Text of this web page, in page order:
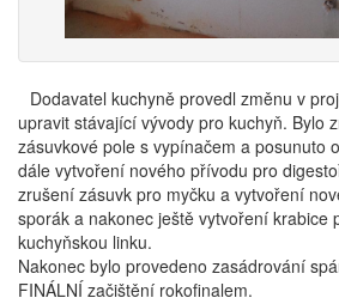
Dodavatel kuchyně provedl změnu v
upravit stávající vývody pro kuchyň. Bylo
zásuvkové pole s vypínačem a posunuto
dále vytvoření nového přívodu pro
zrušení zásuvk pro myčku a vytvoření
sporák a nakonec ještě vytvoření krabice
kuchyňskou linku.
Nakonec bylo provedeno zasádrování
FINÁLNÍ začištění rokofinalem.